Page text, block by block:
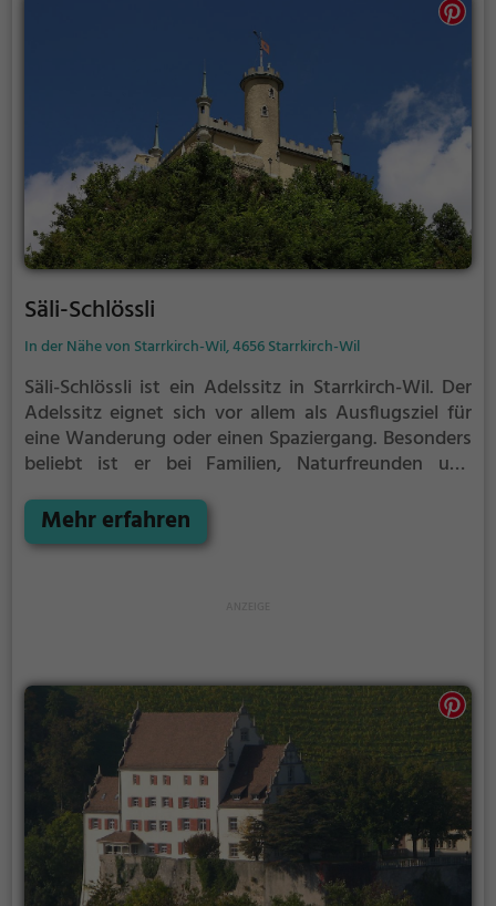
Säli-Schlössli
In der Nähe von Starrkirch-Wil, 4656 Starrkirch-Wil
Säli-Schlössli ist ein Adelssitz in Starrkirch-Wil. Der
Adelssitz eignet sich vor allem als Ausflugsziel für
eine Wanderung oder einen Spaziergang. Besonders
beliebt ist er bei Familien, Naturfreunden und
Aspekte aus längst vergangenen Zeiten und bietet
einen kleinen Einblick in die Geschichte.
Mehr erfahren